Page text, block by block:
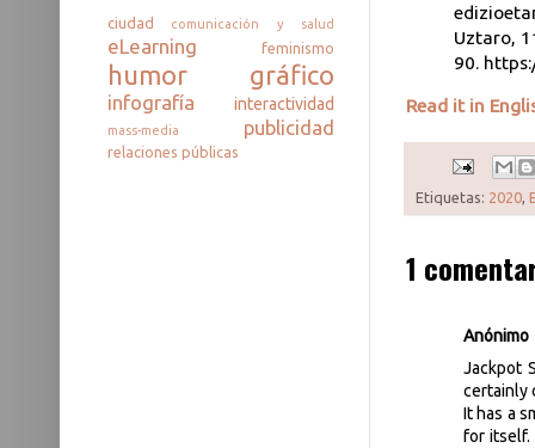
Uztaro,
90.
Read it in
Etiquetas: 2020,
1
Anónimo
Jackpot
certainly
It has a
for itself.
ciudad
comunicación y salud
eLearning feminismo
humor gráfico
infografía interactividad
mass-media publicidad
relaciones públicas